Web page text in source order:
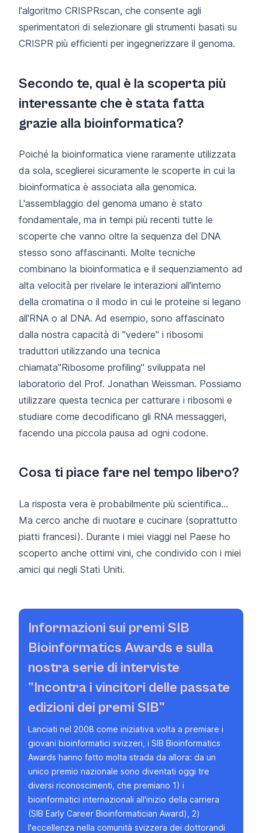
Informazioni sui premi SIB
Bioinformatics Awards e sulla
nostra serie di interviste
"Incontra i vincitori delle passate
edizioni dei premi SIB"
Lanciati nel 2008 come iniziativa volta a premiare i
giovani bioinformatici svizzeri, i SIB Bioinformatics
Awards hanno fatto molta strada da allora: da un
unico premio nazionale sono diventati oggi tre
diversi riconoscimenti, che premiano 1) i
bioinformatici internazionali all'inizio della carriera
(SIB Early Career Bioinformatician Award),
2)
l'eccellenza nella comunità svizzera dei dottorandi
l'algoritmo CRISPRscan, che consente agli
sperimentatori di selezionare gli strumenti basati su
CRISPR più efficienti per ingegnerizzare il genoma.
Secondo te, qual è la scoperta più
interessante che è stata fatta
grazie alla bioinformatica?
Poiché la bioinformatica viene raramente utilizzata
da sola, sceglierei sicuramente le scoperte in cui la
bioinformatica è associata alla genomica.
L'assemblaggio del genoma umano è stato
fondamentale, ma in tempi più recenti tutte le
scoperte che vanno oltre la sequenza del DNA
stesso sono affascinanti. Molte tecniche
combinano la bioinformatica e il sequenziamento ad
alta velocità per rivelare le interazioni all'interno
della cromatina o il modo in cui le proteine si legano
all'RNA o al DNA. Ad esempio, sono affascinato
dalla nostra capacità di "vedere" i ribosomi
traduttori utilizzando una tecnica
chiamata"Ribosome profiling" sviluppata nel
laboratorio del Prof. Jonathan Weissman. Possiamo
utilizzare questa tecnica per catturare i ribosomi e
studiare come decodificano gli RNA messaggeri,
facendo una piccola pausa ad ogni codone.
Cosa ti piace fare nel tempo libero?
La risposta vera è probabilmente più scientifica...
Ma cerco anche di nuotare e cucinare (soprattutto
piatti francesi). Durante i miei viaggi nel Paese ho
scoperto anche ottimi vini, che condivido con i miei
amici qui negli Stati Uniti.